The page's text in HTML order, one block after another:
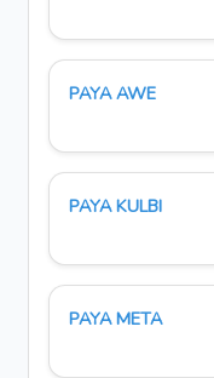
PAYA AWE
PAYA KULBI
PAYA META